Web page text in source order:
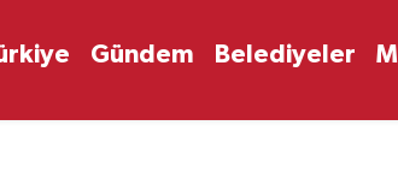
Gündem Belediyeler